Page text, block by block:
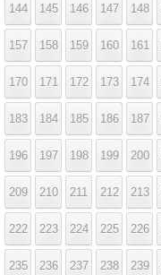
144 145 146 147 148
157 158 159 160 161
170 171 172 173 174
183 184 185 186 187
196 197 198 199 200
209 210 211 212 213
222 223 224 225 226
235 236 237 238 239